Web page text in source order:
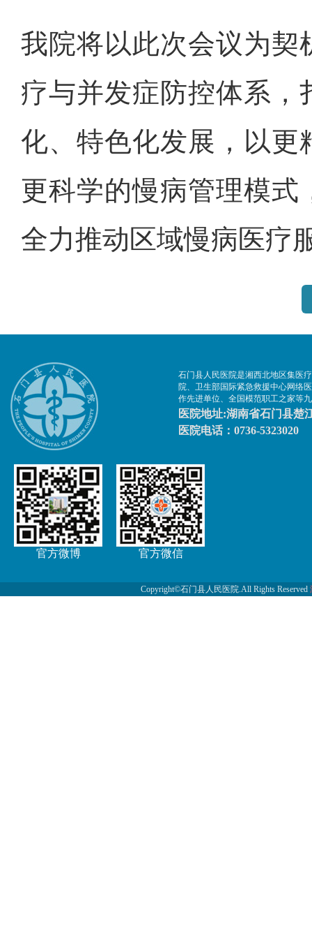
我院将以此次会议为契
疗与并发症防控体系
化、特色化发展，以更
更科学的慢病管理模
全力推动区域慢病医疗
石门县人民医院是湘西北地区集医
院、卫生部国际紧急救援中心网络
作先进单位、全国模范职工之家等
医院地址:湖南省石门县楚
医院电话：0736-5323020
官方微博 官方微信
Copyright©石门县人民医院.All Rights Reserved